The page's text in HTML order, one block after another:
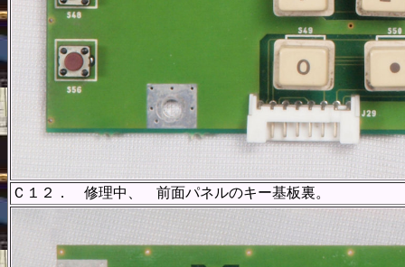
Ｃ１２． 修理中、 前面パネルのキー基板裏。